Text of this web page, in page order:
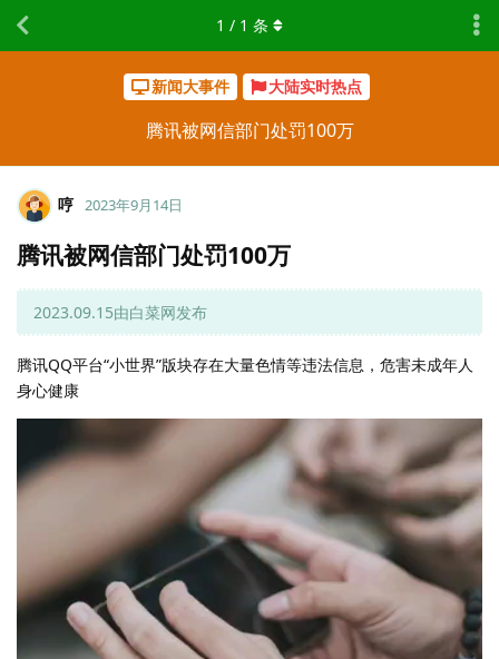
新闻大事件 大陆实时热点
腾讯被网信部门处罚100万
1 / 1 条
哼 2023年9月14日
腾讯被网信部门处罚100万
2023.09.15由白菜网发布
腾讯QQ平台“小世界”版块存在大量色情等违法信息，危害未成年人
身心健康